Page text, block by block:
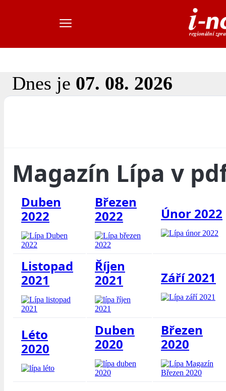
Dnes je 07. 08. 2026
Magazín Lípa v
Duben
2022
Březen
2022
Únor 2022
Listopad
2021
Říjen
2021
Září 2021
Léto
2020
Duben
2020
Březen
2020